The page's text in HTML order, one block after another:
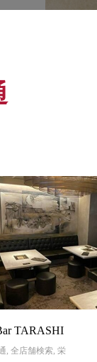
TARASHI
, 全店舗検索, 栄